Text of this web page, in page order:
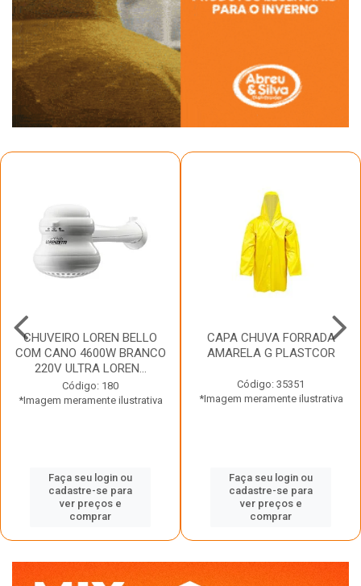
CHUVEIRO LOREN BELLO
COM CANO 4600W BRANCO
220V ULTRA LOREN...
Código: 180
*Imagem meramente ilustrativa
Faça seu login ou
cadastre-se para
ver preços e
comprar
CAPA CHUVA FORRADA
AMARELA G PLASTCOR
Código: 35351
*Imagem meramente ilustrativa
Faça seu login ou
cadastre-se para
ver preços e
comprar